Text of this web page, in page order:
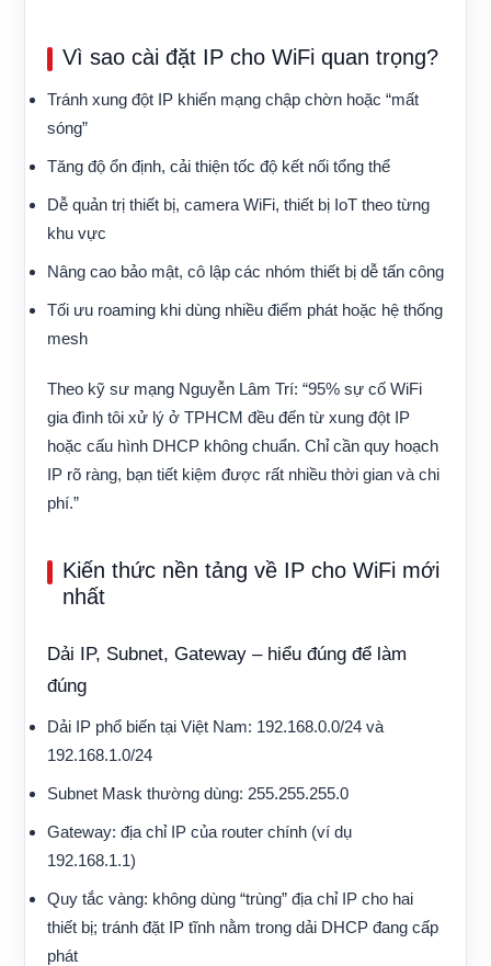
Vì sao cài đặt IP cho WiFi quan trọng?
Tránh xung đột IP khiến mạng chập chờn hoặc “mất
sóng”
Tăng độ ổn định, cải thiện tốc độ kết nối tổng thể
Dễ quản trị thiết bị, camera WiFi, thiết bị IoT theo từng
khu vực
Nâng cao bảo mật, cô lập các nhóm thiết bị dễ tấn công
Tối ưu roaming khi dùng nhiều điểm phát hoặc hệ thống
mesh
Theo kỹ sư mạng Nguyễn Lâm Trí: “95% sự cố WiFi
gia đình tôi xử lý ở TPHCM đều đến từ xung đột IP
hoặc cấu hình DHCP không chuẩn. Chỉ cần quy hoạch
IP rõ ràng, bạn tiết kiệm được rất nhiều thời gian và chi
phí.”
Kiến thức nền tảng về IP cho WiFi mới
nhất
Dải IP, Subnet, Gateway – hiểu đúng để làm
đúng
Dải IP phổ biến tại Việt Nam: 192.168.0.0/24 và
192.168.1.0/24
Subnet Mask thường dùng: 255.255.255.0
Gateway: địa chỉ IP của router chính (ví dụ
192.168.1.1)
Quy tắc vàng: không dùng “trùng” địa chỉ IP cho hai
thiết bị; tránh đặt IP tĩnh nằm trong dải DHCP đang cấp
phát